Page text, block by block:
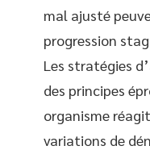
mal ajusté
progression
Les stratégies
des principes
organisme
variations de